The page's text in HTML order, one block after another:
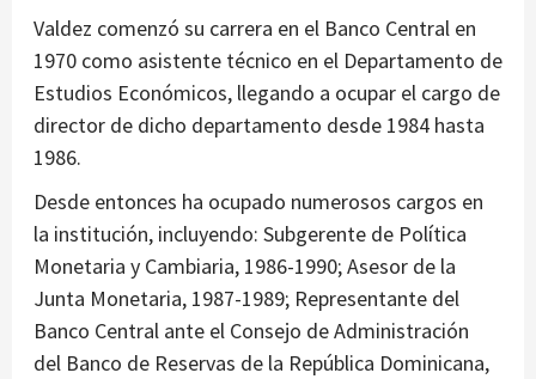
Valdez comenzó su carrera en el Banco Central en
1970 como asistente técnico en el Departamento de
Estudios Económicos, llegando a ocupar el cargo de
director de dicho departamento desde 1984 hasta
1986.
Desde entonces ha ocupado numerosos cargos en
la institución, incluyendo: Subgerente de Política
Monetaria y Cambiaria, 1986-1990; Asesor de la
Junta Monetaria, 1987-1989; Representante del
Banco Central ante el Consejo de Administración
del Banco de Reservas de la República Dominicana,